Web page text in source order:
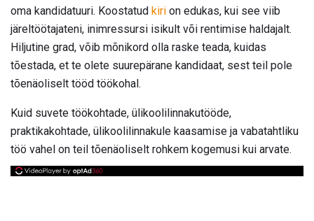
oma kandidatuuri. Koostatud kiri on edukas, kui see viib
järeltöötajateni, inimressursi isikult või rentimise haldajalt.
Hiljutine grad, võib mõnikord olla raske teada, kuidas
tõestada, et te olete suurepärane kandidaat, sest teil pole
tõenäoliselt tööd töökohal.
Kuid suvete töökohtade, ülikoolilinnakutööde,
praktikakohtade, ülikoolilinnakule kaasamise ja vabatahtliku
töö vahel on teil tõenäoliselt rohkem kogemusi kui arvate.